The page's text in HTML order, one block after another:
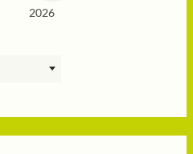
2026